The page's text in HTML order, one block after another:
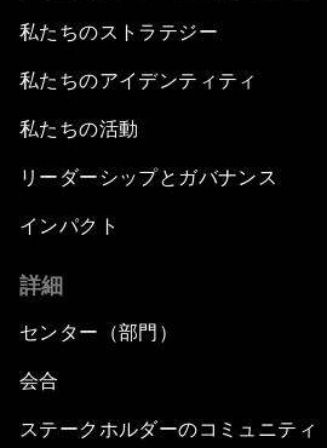
私たちのストラテジー
私たちのアイデンティティ
私たちの活動
リーダーシップとガバナンス
インパクト
詳細
センター（部門）
会合
ステークホルダーのコミュニティ